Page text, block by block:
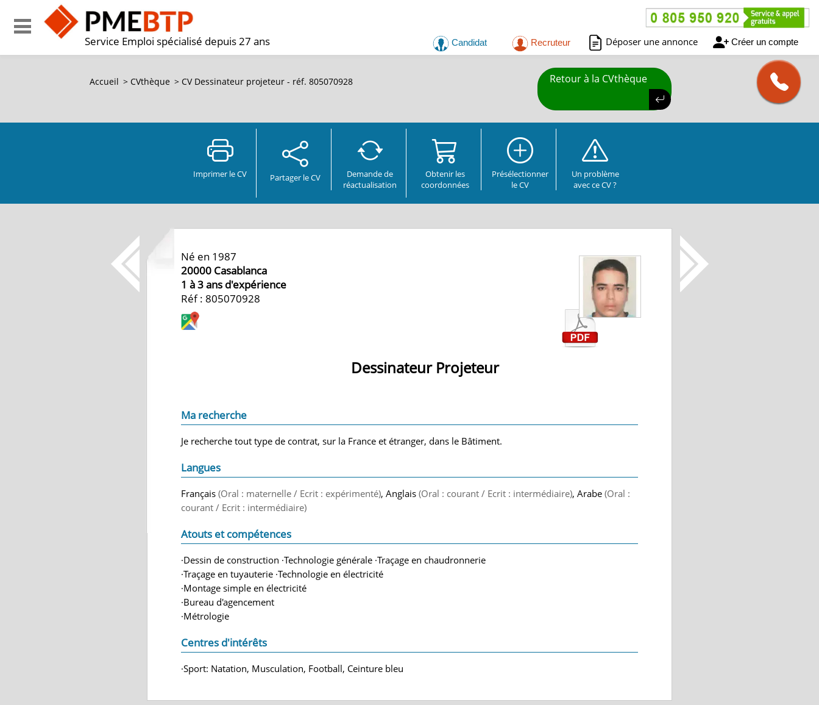
Service Emploi spécialisé depuis 27 ans Candidat Recruteur Déposer une annonce Créer un compte
Accueil > CVthèque > CV Dessinateur projeteur - réf. 805070928 Retour à la CVthèque
Imprimer le CV Partager le CV
Demande de
réactualisation
Obtenir les
coordonnées
Présélectionner
le CV
Un problème
avec ce CV ?
Né en 1987
20000 Casablanca
1 à 3 ans d'expérience
Réf : 805070928
Dessinateur Projeteur
Ma recherche
Je recherche tout type de contrat, sur la France et étranger, dans le Bâtiment.
Langues
Français (Oral : maternelle / Ecrit : expérimenté), Anglais (Oral : courant / Ecrit : intermédiaire), Arabe (Oral :
courant / Ecrit : intermédiaire)
Atouts et compétences
·Dessin de construction ·Technologie générale ·Traçage en chaudronnerie
·Traçage en tuyauterie ·Technologie en électricité
·Montage simple en électricité
·Bureau d'agencement
·Métrologie
Centres d'intérêts
·Sport: Natation, Musculation, Football, Ceinture bleu